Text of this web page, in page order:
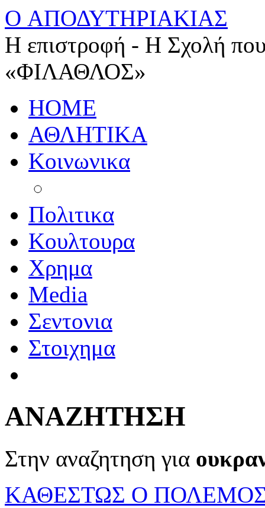
O ΑΠΟΔΥΤΗΡΙΑΚΙΑΣ
Η επιστροφή - Η Σχολή
«ΦΙΛΑΘΛΟΣ»
HOME
ΑΘΛΗΤΙΚΑ
Κοινωνικα
Πολιτικα
Κουλτουρα
Χρημα
Media
Σεντονια
Στοιχημα
ΑΝΑΖΗΤΗΣΗ
Στην αναζητηση για
ΚΑΘΕΣΤΩΣ Ο